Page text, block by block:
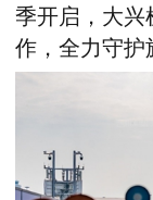
季开启，大兴
作，全力守护